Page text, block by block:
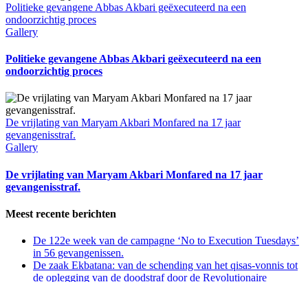
Politieke gevangene Abbas Akbari geëxecuteerd na een
ondoorzichtig proces
Gallery
Politieke gevangene Abbas Akbari geëxecuteerd na een
ondoorzichtig proces
De vrijlating van Maryam Akbari Monfared na 17 jaar
gevangenisstraf.
Gallery
De vrijlating van Maryam Akbari Monfared na 17 jaar
gevangenisstraf.
Meest recente berichten
De 122e week van de campagne ‘No to Execution Tuesdays’
in 56 gevangenissen.
De zaak Ekbatana: van de schending van het qisas-vonnis tot
de oplegging van de doodstraf door de Revolutionaire